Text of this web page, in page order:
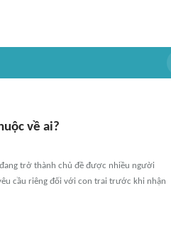
về ai?
trở thành chủ đề được nhiều người
cầu riêng đối với con trai trước khi nhận